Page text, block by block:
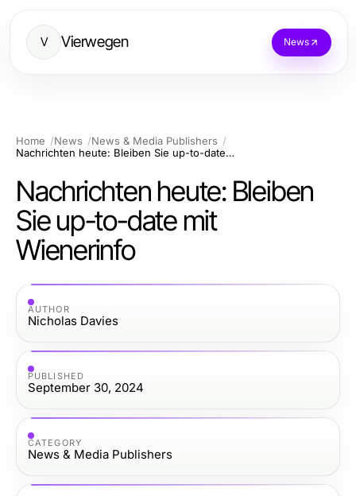
V Vierwegen News
Home News
News & Media Publishers
Nachrichten heute: Bleiben Sie up-to-date mit Wienerinfo
Nachrichten heute: Bleiben
Sie up-to-date mit
Wienerinfo
AUTHOR
Nicholas Davies
PUBLISHED
September 30, 2024
CATEGORY
News & Media Publishers